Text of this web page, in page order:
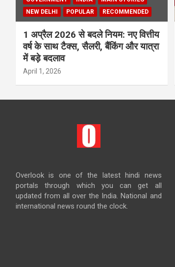
NEW DELHI
POPULAR RECOMMENDED
1 अप्रैल 2026 से बदले नियम: नए वित्तीय
वर्ष के साथ टैक्स, सैलरी, बैंकिंग और यात्रा
में बड़े बदलाव
April 1, 2026
Overlook is one of the latest hindi news
portals through which you can get all
updated from all over the India. National and
international news round the clock.